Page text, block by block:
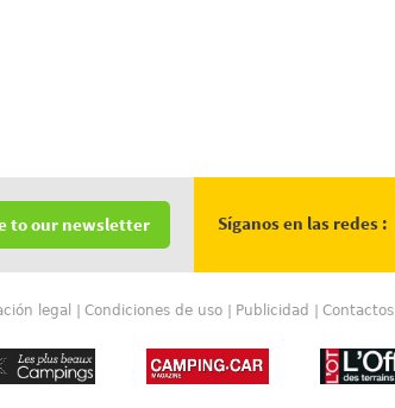
to our newsletter Síganos en las redes :
legal Condiciones de uso Publicidad Contactos